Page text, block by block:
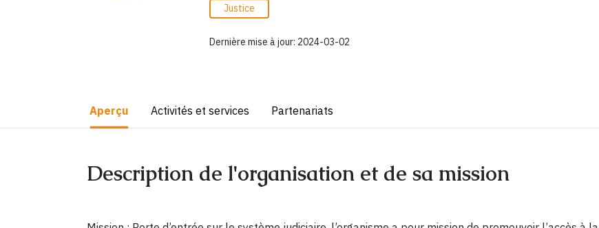
Justice
Dernière mise à jour: 2024-03-02
Aperçu Activités et services Partenariats
Description de l'organisation et de sa mission